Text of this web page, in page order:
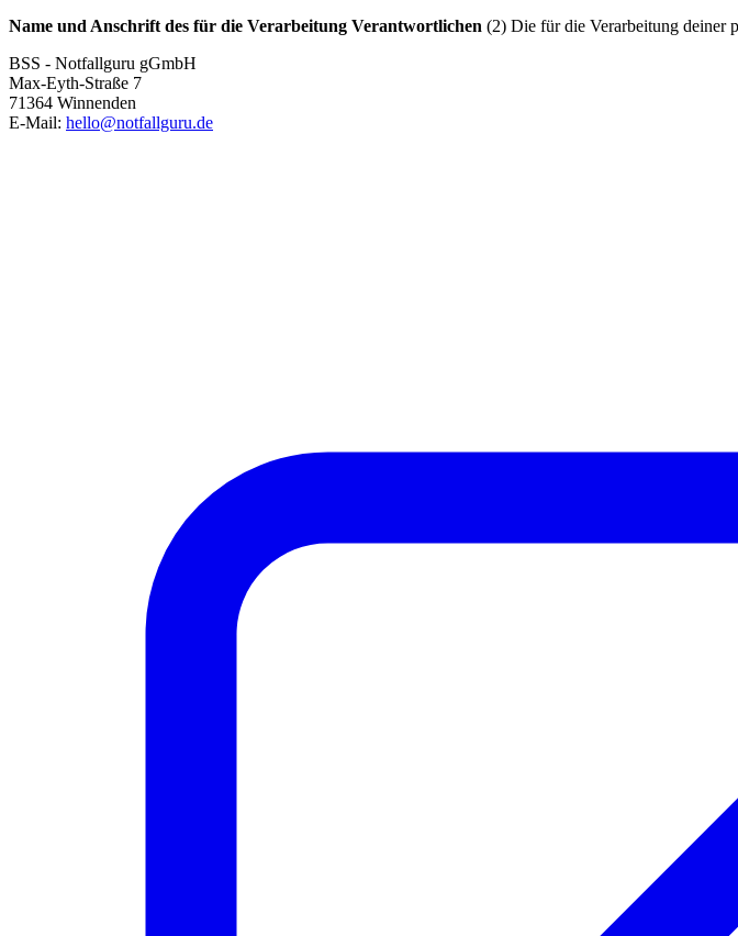
Name und Anschrift des für die Verarbeitung Verantwortlichen (2) Die für die Verarbeitung deiner
BSS - Notfallguru gGmbH
Max-Eyth-Straße 7
71364 Winnenden
E-Mail: hello@notfallguru.de